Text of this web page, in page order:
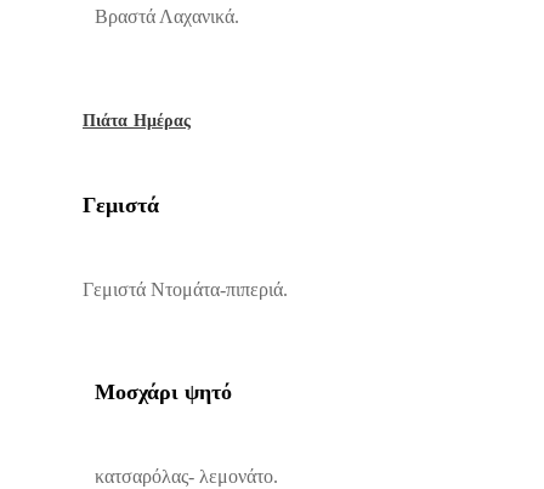
Bραστά Λαχανικά.
Πιάτα Ημέρας
Γεμιστά
Γεμιστά Ντομάτα-πιπεριά.
Μοσχάρι ψητό
κατσαρόλας- λεμονάτο.